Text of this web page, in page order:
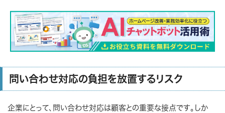
問い合わせ対応の負担を放置するリスク
企業にとって、問い合わせ対応は顧客との重要な接点です。しか